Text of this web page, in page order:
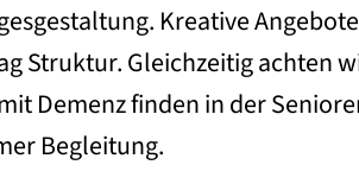
Kreative
Struktur. Gleichzeitig achten
Demenz finden in der
Begleitung.